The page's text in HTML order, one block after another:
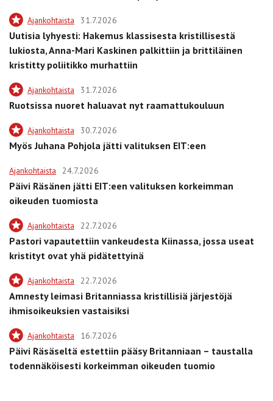
Ajankohtaista 31.7.2026
Uutisia lyhyesti: Hakemus klassisesta kristillisestä
lukiosta, Anna-Mari Kaskinen palkittiin ja brittiläinen
kristitty poliitikko murhattiin
Ajankohtaista 31.7.2026
Ruotsissa nuoret haluavat nyt raamattukouluun
Ajankohtaista 30.7.2026
Myös Juhana Pohjola jätti valituksen EIT:een
Ajankohtaista 24.7.2026
Päivi Räsänen jätti EIT:een valituksen korkeimman
oikeuden tuomiosta
Ajankohtaista 22.7.2026
Pastori vapautettiin vankeudesta Kiinassa, jossa useat
kristityt ovat yhä pidätettyinä
Ajankohtaista 22.7.2026
Amnesty leimasi Britanniassa kristillisiä järjestöjä
ihmisoikeuksien vastaisiksi
Ajankohtaista 16.7.2026
Päivi Räsäseltä estettiin pääsy Britanniaan – taustalla
todennäköisesti korkeimman oikeuden tuomio